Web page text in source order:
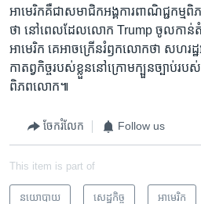
អាមេរិក​គឺ​ជា​សមាជិក​អង្គការ​ពាណិជ្ជកម្
ថា នៅ​ពេល​ដែល​លោក Trump ចូល​កាន់​
អាមេរិក គេ​អាច​ក្រើន​រំឭក​លោក​ថា សហរដ្
កាតព្វកិច្ច​របស់​ខ្លួន​នៅ​ក្រោម​ក្បួន​ច្បាប់​របស់​
ពិភពលោក៕
ចែករំលែក Follow us
This item is part of
នយោបាយ សេដ្ឋកិច្ច អាមេរិក​